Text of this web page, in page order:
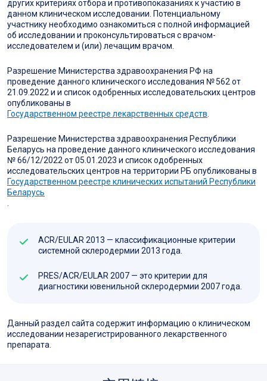
других критериях отбора и противопоказаниях к участию в
данном клиническом исследовании. Потенциальному
участнику необходимо ознакомиться с полной информацией
об исследовании и проконсультироваться с врачом-
исследователем и (или) лечащим врачом.
Разрешение Министерства здравоохранения РФ на
проведение данного клинического исследования № 562 от
21.09.2022 и и список одобренных исследовательских центров
опубликованы в
Государственном реестре лекарственных средств
Разрешение Министерства здравоохранения Республики
Беларусь на проведение данного клинического исследования
№ 66/12/2022 от 05.01.2023 и список одобренных
исследовательских центров на территории РБ опубликованы в
Государственном реестре клинических испытаний Республики
Беларусь
ACR/EULAR 2013 — классификационные критерии
системной склеродермии 2013 года.
PRES/ACR/EULAR 2007 — это критерии для
диагностики ювенильной склеродермии 2007 года.
Данный раздел сайта содержит информацию о клиническом
исследовании незарегистрированного лекарственного
препарата.